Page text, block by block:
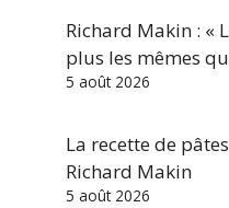
Richard Makin : «
plus les mêmes
5 août 2026
La recette de
Richard Makin
5 août 2026